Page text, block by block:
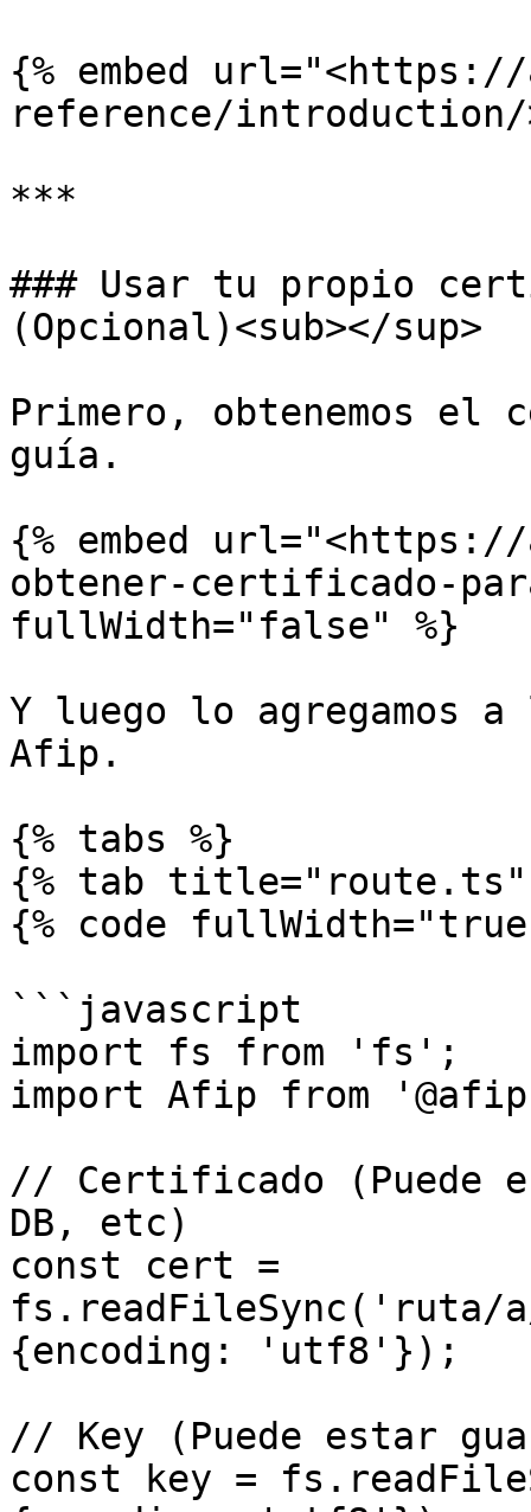
{% embed
reference/introduction/
***
### Usar tu propio
(Opcional)<sub></sup>
Primero, obtenemos
guía.
{% embed
obtener-certificado-
fullWidth="false" %}
Y luego lo agregamos
Afip.
{% tabs %}
{% tab title="route.ts"
{% code
```javascript
import fs from 'fs';
import Afip from
// Certificado (Puede
DB, etc)
const cert =
{encoding: 'utf8'});
// Key (Puede estar
const key =